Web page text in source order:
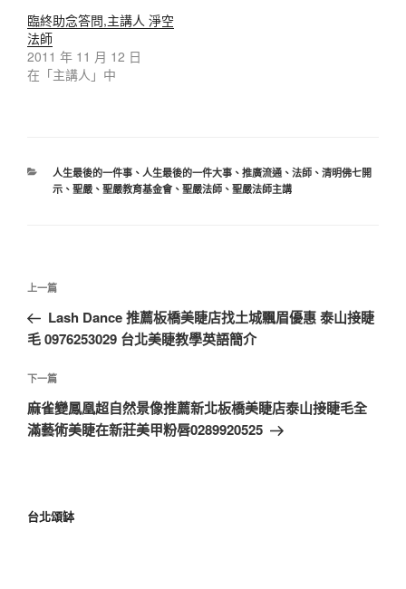
臨終助念答問,主講人 淨空
法師
2011 年 11 月 12 日
在「主講人」中
人生最後的一件事、 人生最後的一件大事、 推廣流通、 法師、 清明佛七開
示、 聖嚴、 聖嚴教育基金會、 聖嚴法師、 聖嚴法師主講
上一篇
Lash Dance 推薦板橋美睫店找土城飄眉優惠 泰山接睫
毛 0976253029 台北美睫教學英語簡介
下一篇
麻雀變鳳凰超自然景像推薦新北板橋美睫店泰山接睫毛全
滿藝術美睫在新莊美甲粉唇0289920525
台北頌缽